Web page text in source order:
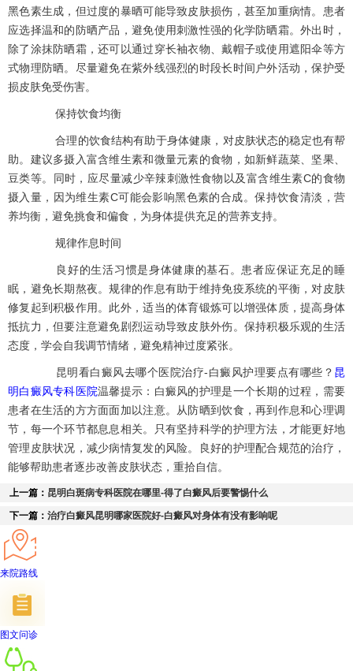
黑色素生成，但过度的暴晒可能导致皮肤损伤，甚至加重病情。患者
应选择温和的防晒产品，避免使用刺激性强的化学防晒霜。外出时，
除了涂抹防晒霜，还可以通过穿长袖衣物、戴帽子或使用遮阳伞等方
式物理防晒。尽量避免在紫外线强烈的时段长时间户外活动，保护受
损皮肤免受伤害。
保持饮食均衡
合理的饮食结构有助于身体健康，对皮肤状态的稳定也有帮
助。建议多摄入富含维生素和微量元素的食物，如新鲜蔬菜、坚果、
豆类等。同时，应尽量减少辛辣刺激性食物以及富含维生素C的食物
摄入量，因为维生素C可能会影响黑色素的合成。保持饮食清淡，营
养均衡，避免挑食和偏食，为身体提供充足的营养支持。
规律作息时间
良好的生活习惯是身体健康的基石。患者应保证充足的睡
眠，避免长期熬夜。规律的作息有助于维持免疫系统的平衡，对皮肤
修复起到积极作用。此外，适当的体育锻炼可以增强体质，提高身体
抵抗力，但要注意避免剧烈运动导致皮肤外伤。保持积极乐观的生活
态度，学会自我调节情绪，避免精神过度紧张。
昆明看白癜风去哪个医院治疗-白癜风护理要点有哪些？ 昆
明白癜风专科医院温馨提示：白癜风的护理是一个长期的过程，需要
患者在生活的方方面面加以注意。从防晒到饮食，再到作息和心理调
节，每一个环节都息息相关。只有坚持科学的护理方法，才能更好地
管理皮肤状况，减少病情复发的风险。良好的护理配合规范的治疗，
能够帮助患者逐步改善皮肤状态，重拾自信。
上一篇： 昆明白斑病专科医院在哪里-得了白癜风后要警惕什么
下一篇： 治疗白癜风昆明哪家医院好-白癜风对身体有没有影响呢
来院路线
图文问诊